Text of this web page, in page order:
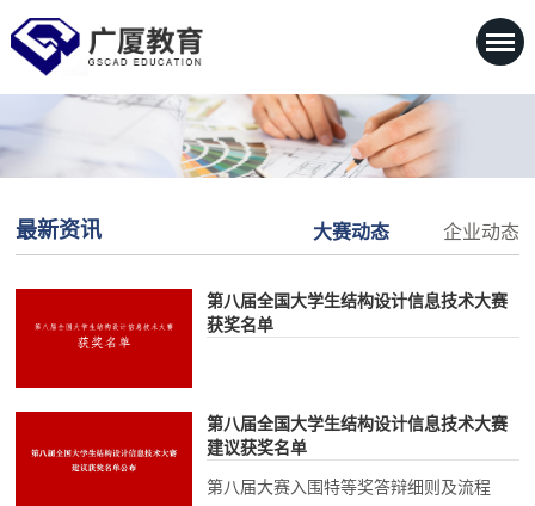
最新资讯 大赛动态 企业动态
第八届全国大学生结构设计信息技术大赛
获奖名单
第八届全国大学生结构设计信息技术大赛
建议获奖名单
第八届大赛入围特等奖答辩细则及流程